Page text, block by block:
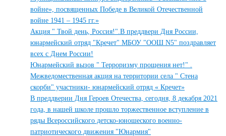
войне», посвященных Победе в Великой Отечественной
войне 1941 – 1945 гг.»
Акция " Твой день, Россия!".В преддвери Дня России,
юнармейский отряд "Кречет" МБОУ "ООШ N5" поздравляет
всех с Днем России!
Юнармейский вызов " Терроризму прощения нет!" .
Межведомественная акция на территории села " Стена
скорби" участники- юнармейский отряд « Кречет»
В преддверии Дня Героев Отечества, сегодня, 8 декабря 2021
года, в нашей школе прошло торжественное вступление в
ряды Всероссийского детско-юношеского военно-
патриотического движения "Юнармия"